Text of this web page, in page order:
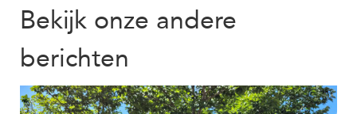
Bekijk onze andere
berichten